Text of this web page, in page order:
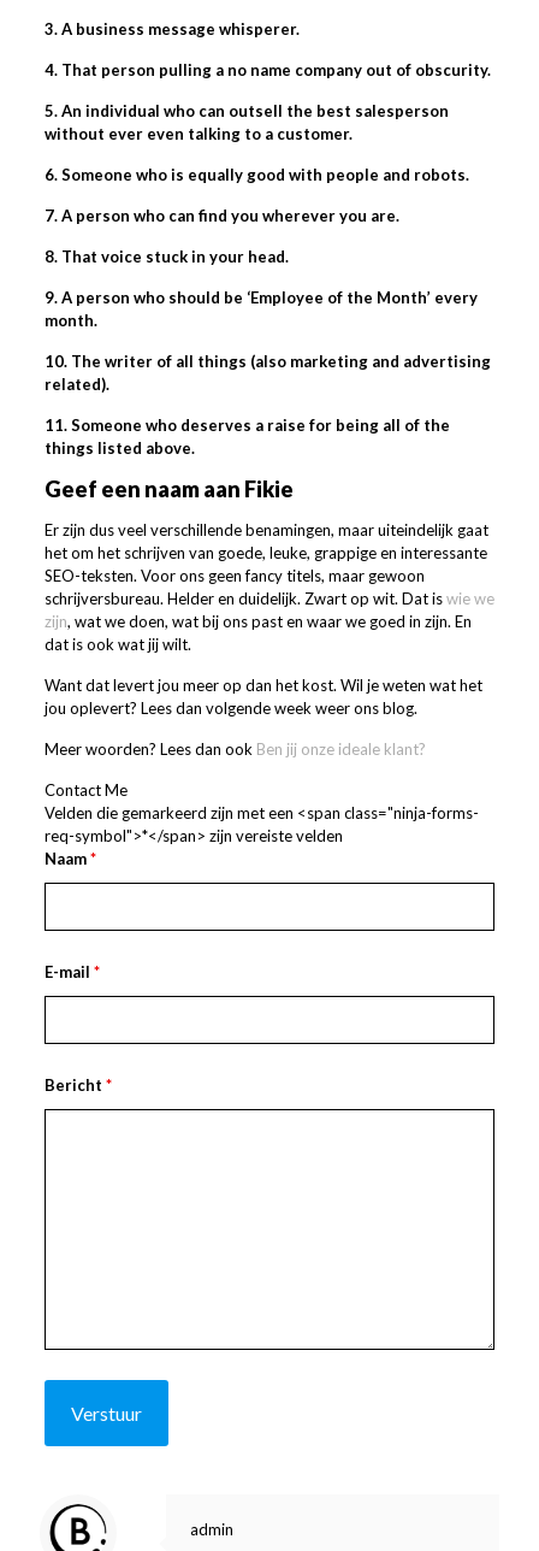
3. A business message whisperer.
4. That person pulling a no name company out of obscurity.
5. An individual who can outsell the best salesperson
without ever even talking to a customer.
6. Someone who is equally good with people and robots.
7. A person who can find you wherever you are.
8. That voice stuck in your head.
9. A person who should be ‘Employee of the Month’ every
month.
10. The writer of all things (also marketing and advertising
related).
11. Someone who deserves a raise for being all of the
things listed above.
Geef een naam aan Fikie
Er zijn dus veel verschillende benamingen, maar uiteindelijk gaat
het om het schrijven van goede, leuke, grappige en interessante
SEO-teksten. Voor ons geen fancy titels, maar gewoon
schrijversbureau. Helder en duidelijk. Zwart op wit. Dat iswie we
zijn, wat we doen, wat bij ons past en waar we goed in zijn. En
dat is ook wat jij wilt.
Want dat levert jou meer op dan het kost. Wil je weten wat het
jou oplevert? Lees dan volgende week weer ons blog.
Meer woorden? Lees dan ook Ben jij onze ideale klant?
Contact Me
Velden die gemarkeerd zijn met een <span class="ninja-forms-
req-symbol">*</span> zijn vereiste velden
Naam*
E-mail *
Bericht *
admin